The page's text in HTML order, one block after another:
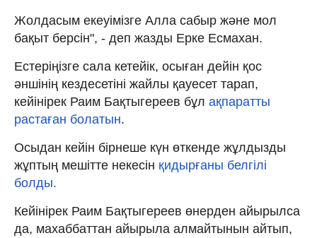
Жолдасым екеуімізге Алла сабыр және мол
бақыт берсін", - деп жазды Ерке Есмахан.
Естеріңізге сала кетейік, осыған дейін қос
әншінің кездесетіні жайлы қауесет тарап,
кейінірек Раим Бақтыгереев бұл ақпаратты
растаған болатын.
Осыдан кейін бірнеше күн өткенде жұлдызды
жұптың мешітте некесін қидырғаны белгілі
болды.
Кейінірек Раим Бақтыгереев өнерден айырылса
да, махаббаттан айырыла алмайтынын айтып,